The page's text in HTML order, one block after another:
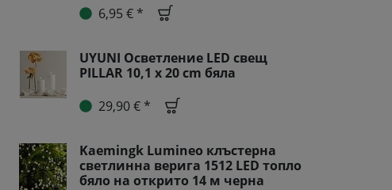
6,95 € *
UYUNI Осветление LED свещ
PILLAR 10,1 x 20 cm бяла
29,90 € *
Kaemingk Lumineo клъстерна
светлинна верига 1512 LED топло
бяло на открито 14 м черна